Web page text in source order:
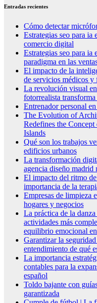
Entradas recientes
Cómo detectar
Estrategias seo para ia
comercio digital
Estrategias seo para ia
paradigma en las
El impacto de la
de servicios médicos y
La revolución visual
fotorrealista
Entrenador personal
The Evolution of
Redefines the
Islands
Qué son los trabajos
edificios urbanos
La transformación
agencia diseño madrid
El impacto del ritmo
importancia de la
Empresas de limpieza
hogares y negocios
La práctica de la
actividades más
equilibrio emocional
Garantizar la
entendimiento de qué
La importancia
contables para la
español
Toldo bajante con
garantizada